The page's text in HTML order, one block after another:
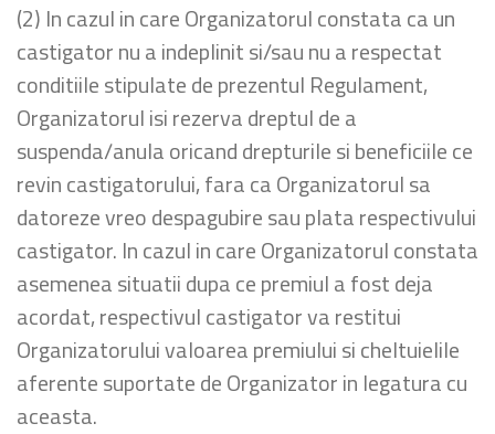
(2) In cazul in care Organizatorul constata ca un
castigator nu a indeplinit si/sau nu a respectat
conditiile stipulate de prezentul Regulament,
Organizatorul isi rezerva dreptul de a
suspenda/anula oricand drepturile si beneficiile ce
revin castigatorului, fara ca Organizatorul sa
datoreze vreo despagubire sau plata respectivului
castigator. In cazul in care Organizatorul constata
asemenea situatii dupa ce premiul a fost deja
acordat, respectivul castigator va restitui
Organizatorului valoarea premiului si cheltuielile
aferente suportate de Organizator in legatura cu
aceasta.